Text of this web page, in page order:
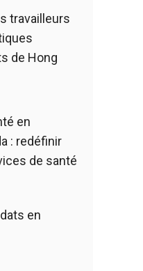
travailleurs
de Hong
en
: redéfinir
de santé
en